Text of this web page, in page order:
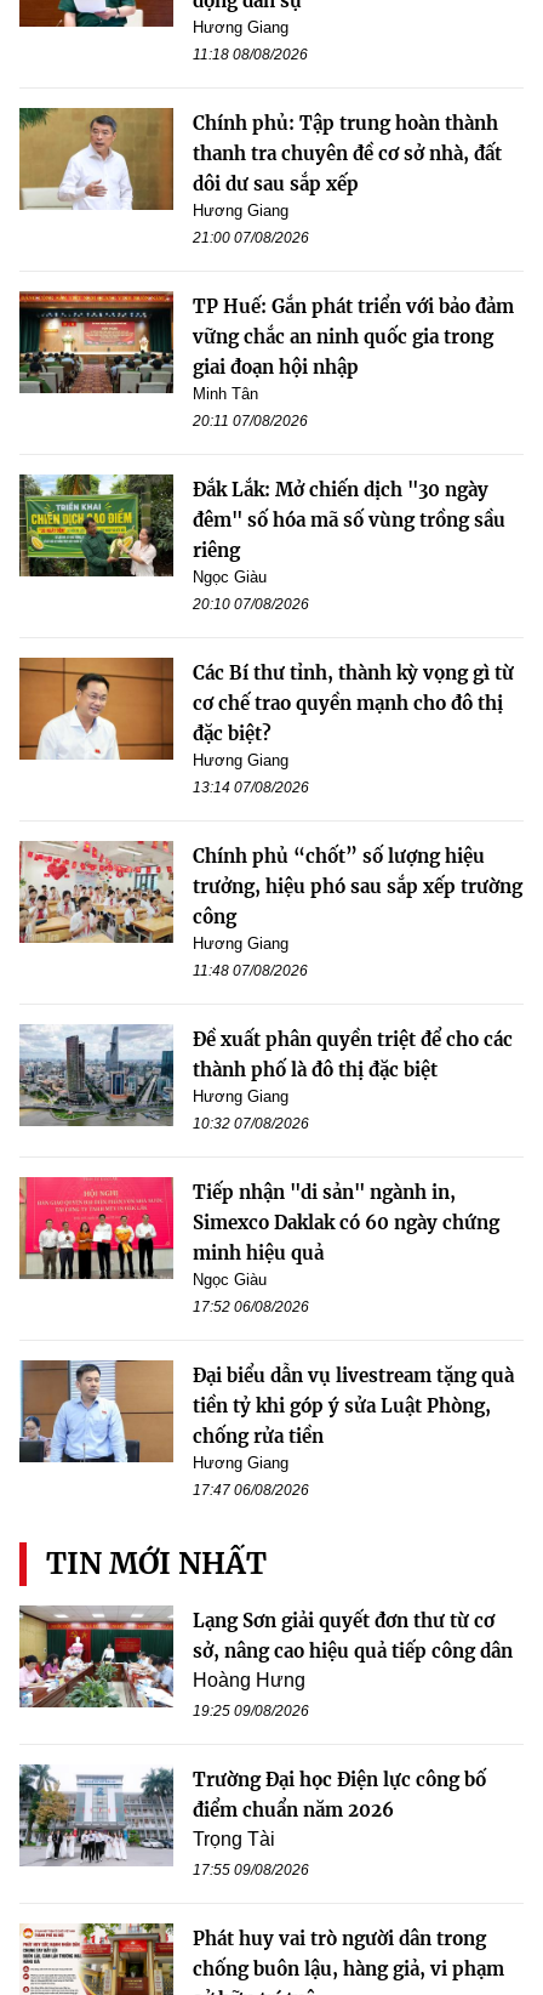
Hương Giang
11:18 08/08/2026
Chính phủ: Tập trung hoàn thành
thanh tra chuyên đề cơ sở nhà, đất
dôi dư sau sắp xếp
Hương Giang
21:00 07/08/2026
TP Huế: Gắn phát triển với bảo đảm
vững chắc an ninh quốc gia trong
giai đoạn hội nhập
Minh Tân
20:11 07/08/2026
Đắk Lắk: Mở chiến dịch "30 ngày
đêm" số hóa mã số vùng trồng sầu
riêng
Ngọc Giàu
20:10 07/08/2026
Các Bí thư tỉnh, thành kỳ vọng gì từ
cơ chế trao quyền mạnh cho đô thị
đặc biệt?
Hương Giang
13:14 07/08/2026
Chính phủ “chốt” số lượng hiệu
trưởng, hiệu phó sau sắp xếp trường
công
Hương Giang
11:48 07/08/2026
Đề xuất phân quyền triệt để cho các
thành phố là đô thị đặc biệt
Hương Giang
10:32 07/08/2026
Tiếp nhận "di sản" ngành in,
Simexco Daklak có 60 ngày chứng
minh hiệu quả
Ngọc Giàu
17:52 06/08/2026
Đại biểu dẫn vụ livestream tặng quà
tiền tỷ khi góp ý sửa Luật Phòng,
chống rửa tiền
Hương Giang
17:47 06/08/2026
TIN MỚI NHẤT
Lạng Sơn giải quyết đơn thư từ cơ
sở, nâng cao hiệu quả tiếp công dân
Hoàng Hưng
19:25 09/08/2026
Trường Đại học Điện lực công bố
điểm chuẩn năm 2026
Trọng Tài
17:55 09/08/2026
Phát huy vai trò người dân trong
chống buôn lậu, hàng giả, vi phạm